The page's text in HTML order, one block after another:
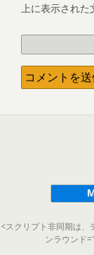
上に表示された
<スクリプト非同期は
ンラウンド